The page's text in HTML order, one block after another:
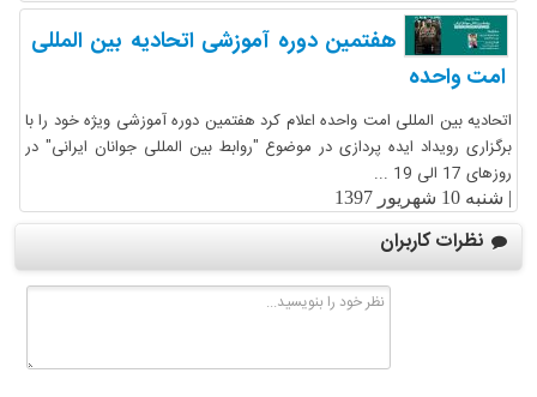
هفتمین دوره آموزشی اتحادیه بین المللی
امت واحده
اتحادیه بین المللی امت واحده اعلام کرد هفتمین دوره آموزشی ویژه خود را با
برگزاری رویداد ایده پردازی در موضوع "روابط بین المللی جوانان ایرانی" در
روزهای 17 الی 19 ...
| شنبه 10 شهریور 1397
نظرات کاربران